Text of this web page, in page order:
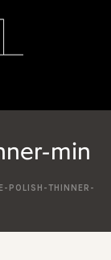
min
POLISH-THINNER-